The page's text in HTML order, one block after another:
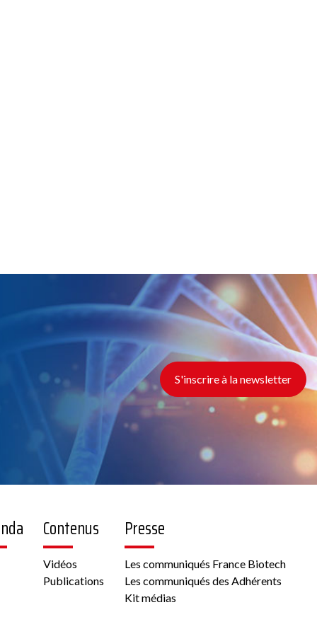
S'inscrire à la newsletter
Contenus
Vidéos
Publications
Presse
Les communiqués France Biotech
Les communiqués des Adhérents
Kit médias